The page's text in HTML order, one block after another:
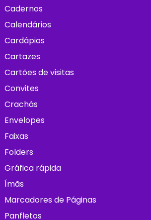
Cadernos
Calendários
Cardápios
Cartazes
Cartões de visitas
Convites
Crachás
Envelopes
Faixas
Folders
Gráfica rápida
Ímãs
Marcadores de Páginas
Panfletos